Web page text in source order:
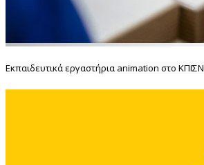
Εκπαιδευτικά εργαστήρια animation στο ΚΠΙΣΝ